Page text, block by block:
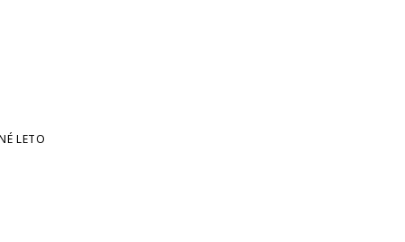
LETO